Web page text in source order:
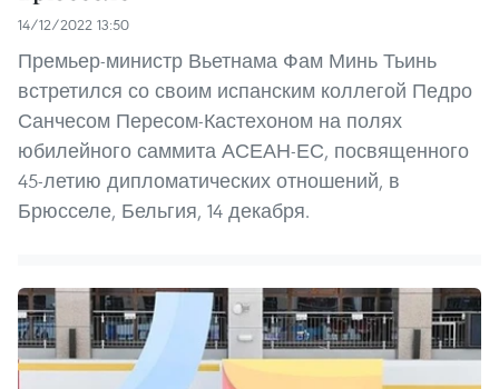
14/12/2022 13:50
Премьер-министр Вьетнама Фам Минь Тьинь
встретился со своим испанским коллегой Педро
Санчесом Пересом-Кастехоном на полях
юбилейного саммита АСЕАН-ЕС, посвященного
45-летию дипломатических отношений, в
Брюсселе, Бельгия, 14 декабря.